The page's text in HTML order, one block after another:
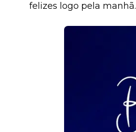
felizes logo pela manhã.